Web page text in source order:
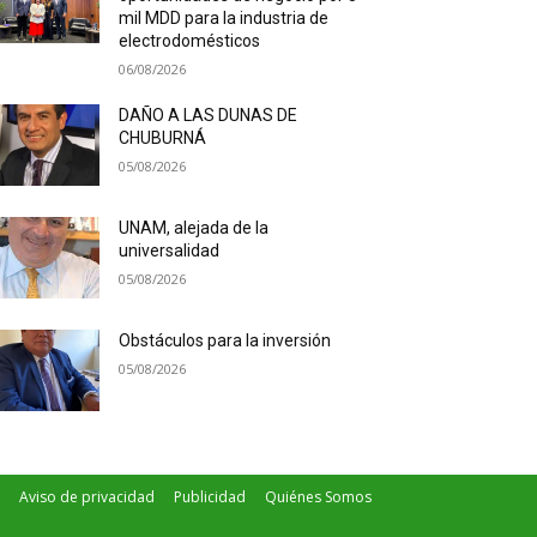
mil MDD para la industria de
electrodomésticos
06/08/2026
DAÑO A LAS DUNAS DE
CHUBURNÁ
05/08/2026
UNAM, alejada de la
universalidad
05/08/2026
Obstáculos para la inversión
05/08/2026
Aviso de privacidad Publicidad Quiénes Somos